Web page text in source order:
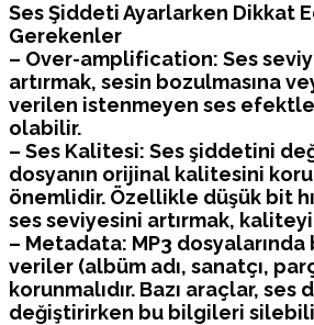
Ses Şiddeti Ayarlarken Dikkat
Gerekenler
– Over-amplification: Ses
artırmak, sesin bozulmasına
verilen istenmeyen ses
olabilir.
– Ses Kalitesi: Ses şiddetini
dosyanın orijinal kalitesini
önemlidir. Özellikle düşük bit
ses seviyesini artırmak,
– Metadata: MP3
veriler (albüm adı, sanatçı,
korunmalıdır. Bazı araçlar, ses
değiştirirken bu bilgileri